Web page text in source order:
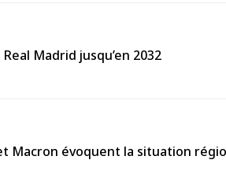
Madrid jusqu’en 2032
Macron évoquent la situation